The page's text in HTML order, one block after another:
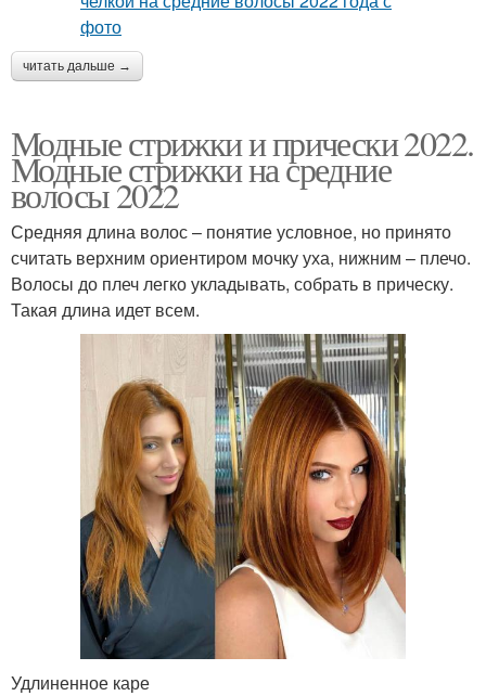
читать дальше →
Модные стрижки и прически 2022.
Модные стрижки на средние
волосы 2022
Средняя длина волос – понятие условное, но принято
считать верхним ориентиром мочку уха, нижним – плечо.
Волосы до плеч легко укладывать, собрать в прическу.
Такая длина идет всем.
Удлиненное каре